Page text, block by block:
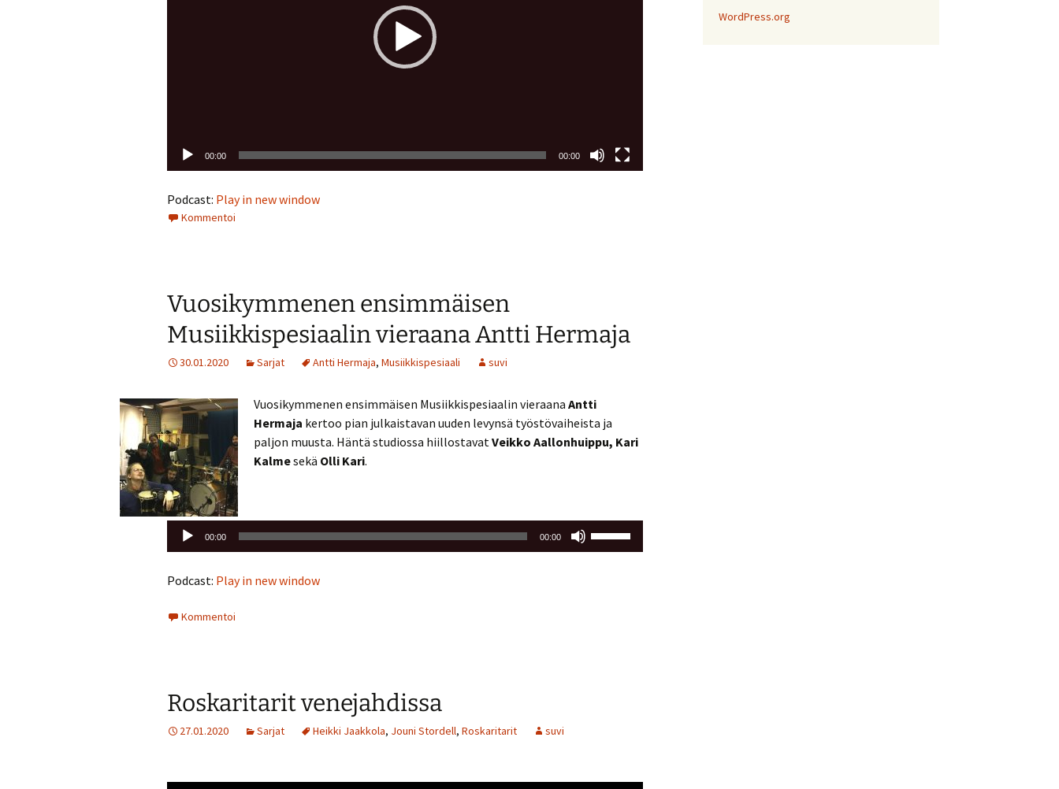
00:00 00:00
Podcast: Play in new window
Kommentoi
Vuosikymmenen ensimmäisen
Musiikkispesiaalin vieraana Antti Hermaja
30.01.2020 Sarjat Antti Hermaja, Musiikkispesiaali suvi
Vuosikymmenen ensimmäisen Musiikkispesiaalin vieraana Antti
Hermaja kertoo pian julkaistavan uuden levynsä työstövaiheista ja
paljon muusta. Häntä studiossa hiillostavatVeikko Aallonhuippu, Kari
Kalmesekä Olli Kari.
00:00 00:00
Podcast: Play in new window
Kommentoi
Roskaritarit venejahdissa
27.01.2020 Sarjat Heikki Jaakkola, Jouni Stordell, Roskaritarit suvi
WordPress.org